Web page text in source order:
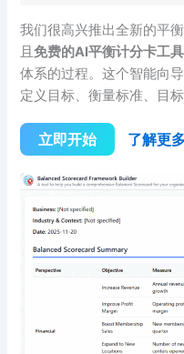
我们很高兴推出全新的平
且免费的AI平衡计分卡工具
体系的过程。这个智能向
定义目标、衡量标准、目标
立即开始 了解更